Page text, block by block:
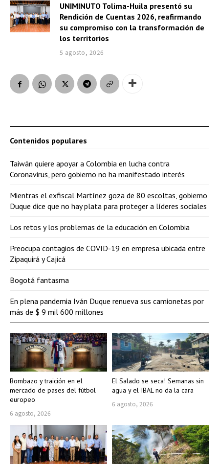
UNIMINUTO Tolima-Huila presentó su
Rendición de Cuentas 2026, reafirmando
su compromiso con la transformación de
los territorios
5 agosto, 2026
Bombazo y traición en el
mercado de pases del fútbol
europeo
6 agosto, 2026
El Salado se seca! Semanas sin
agua y el IBAL no da la cara
6 agosto, 2026
Contenidos populares
Taiwán quiere apoyar a Colombia en lucha contra
Coronavirus, pero gobierno no ha manifestado interés
Mientras el exfiscal Martínez goza de 80 escoltas, gobierno
Duque dice que no hay plata para proteger a líderes sociales
Los retos y los problemas de la educación en Colombia
Preocupa contagios de COVID-19 en empresa ubicada entre
Zipaquirá y Cajicá
Bogotá fantasma
En plena pandemia Iván Duque renueva sus camionetas por
más de $ 9 mil 600 millones